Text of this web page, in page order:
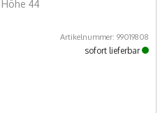
44
Artikelnummer: 99019808
sofort lieferbar